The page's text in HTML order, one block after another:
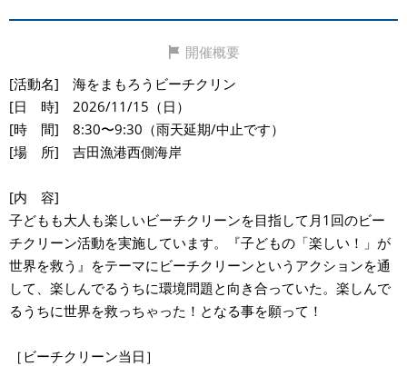
開催概要
[活動名] 海をまもろうビーチクリン
[日 時] 2026/11/15（日）
[時 間] 8:30〜9:30（雨天延期/中止です）
[場 所] 吉田漁港西側海岸
[内 容]
子どもも大人も楽しいビーチクリーンを目指して月1回のビー
チクリーン活動を実施しています。『子どもの「楽しい！」が
世界を救う』をテーマにビーチクリーンというアクションを通
して、楽しんでるうちに環境問題と向き合っていた。楽しんで
るうちに世界を救っちゃった！となる事を願って！
［ビーチクリーン当日］